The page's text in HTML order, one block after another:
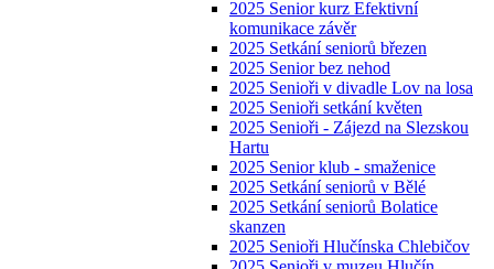
2025 Senior kurz Efektivní
komunikace závěr
2025 Setkání seniorů březen
2025 Senior bez nehod
2025 Senioři v divadle Lov na losa
2025 Senioři setkání květen
2025 Senioři - Zájezd na Slezskou
Hartu
2025 Senior klub - smaženice
2025 Setkání seniorů v Bělé
2025 Setkání seniorů Bolatice
skanzen
2025 Senioři Hlučínska Chlebičov